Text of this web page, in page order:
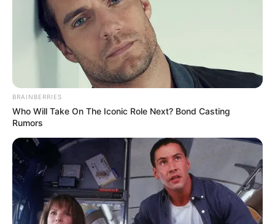
HOME
BRAINBERRIES
Who Will Take On The Iconic Role Next? Bond Casting
Rumors